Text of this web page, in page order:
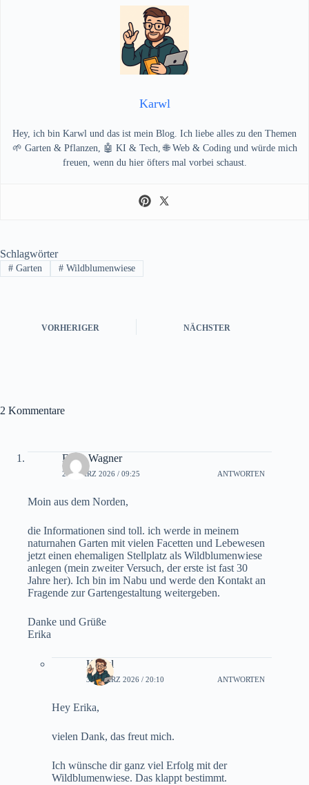
Karwl
Hey, ich bin Karwl und das ist mein Blog. Ich liebe alles zu den Themen
🌱 Garten & Pflanzen, 🤖 KI & Tech, 🌐 Web & Coding und würde mich
freuen, wenn du hier öfters mal vorbei schaust.
Schlagwörter
#Garten #Wildblumenwiese
VORHERIGER NÄCHSTER
2 Kommentare
Erika Wagner
26. MÄRZ 2026 / 09:25 ANTWORTEN
Moin aus dem Norden,
die Informationen sind toll. ich werde in meinem
naturnahen Garten mit vielen Facetten und Lebewesen
jetzt einen ehemaligen Stellplatz als Wildblumenwiese
anlegen (mein zweiter Versuch, der erste ist fast 30
Jahre her). Ich bin im Nabu und werde den Kontakt an
Fragende zur Gartengestaltung weitergeben.
Danke und Grüße
Erika
Karwl
31. MÄRZ 2026 / 20:10 ANTWORTEN
Hey Erika,
vielen Dank, das freut mich.
Ich wünsche dir ganz viel Erfolg mit der
Wildblumenwiese. Das klappt bestimmt.